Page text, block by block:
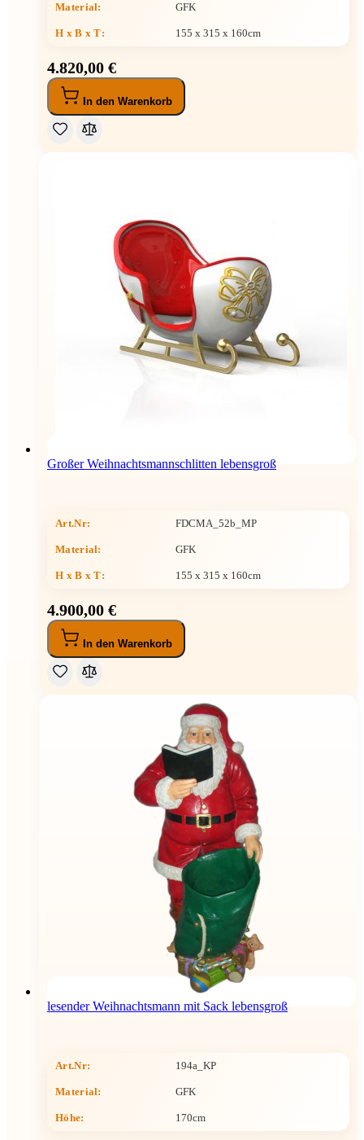
Material: GFK
H x B x T: 155 x 315 x 160cm
4.820,00 €
In den Warenkorb
Großer Weihnachtsmannschlitten lebensgroß
Art.Nr: FDCMA_52b_MP
Material: GFK
H x B x T: 155 x 315 x 160cm
4.900,00 €
In den Warenkorb
lesender Weihnachtsmann mit Sack lebensgroß
Art.Nr: 194a_KP
Material: GFK
Höhe: 170cm